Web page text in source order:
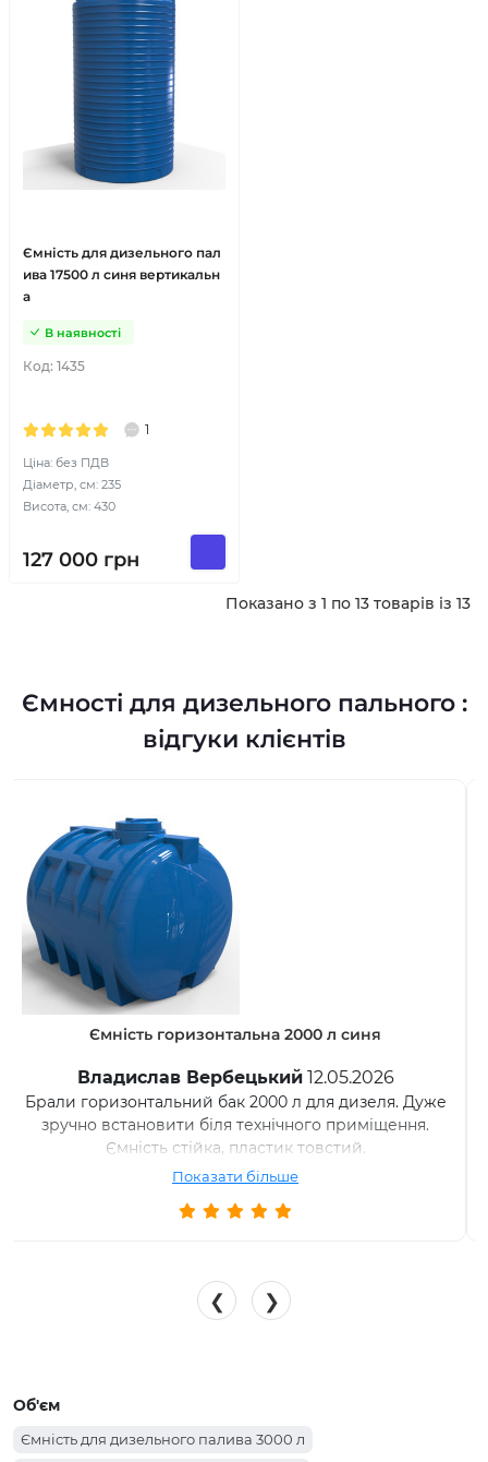
Ємність для дизельного пал
ива 17500 л синя вертикальн
а
Код: 1435
В наявності
1
Ціна: без ПДВ
Діаметр, см: 235
Висота, см: 430
127 000 грн
Показано з 1 по 13 товарів із 13
Ємності для дизельного пального :
відгуки клієнтів
Ємність вертикальна 5000 л синя
Микита В.20.05.2026
Використовуємо бак 5000 л для запасу дизеля.
Стоїть вже деякий час, проблем немає. Пластик
міцний.
Показати більше
❮ ❯
Об'єм
Ємність для дизельного палива 3000 л